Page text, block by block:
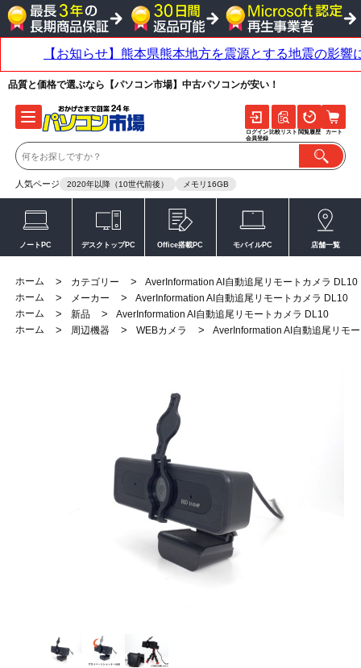
品質と価格で選ぶなら【パソコン市場】中古パソコンが安い！
人気ページ 2020年以降（10世代前後） メモリ16GB
ログイン
会員登録
比較リスト 閲覧履歴 カート
ノートPC デスクトップPC Office搭載PC モバイルPC 店舗一覧
ホーム > カテゴリー >
AverInformation AI自動追尾リモートカメラ DL10
ホーム
> メーカー >
AverInformation AI自動追尾リモートカメラ DL10
ホーム
> 新品 >
AverInformation AI自動追尾リモートカメラ DL10
ホーム
> 周辺機器 > WEBカメラ > AverInformation AI自動追尾リモ